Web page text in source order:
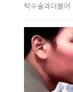
턱수술과더불